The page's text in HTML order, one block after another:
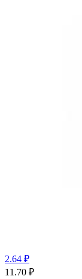
2.64 ₽
11.70 ₽